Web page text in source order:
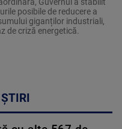
Guvernul a stabilit
posibile de reducere a
giganților industriali,
de criză energetică.